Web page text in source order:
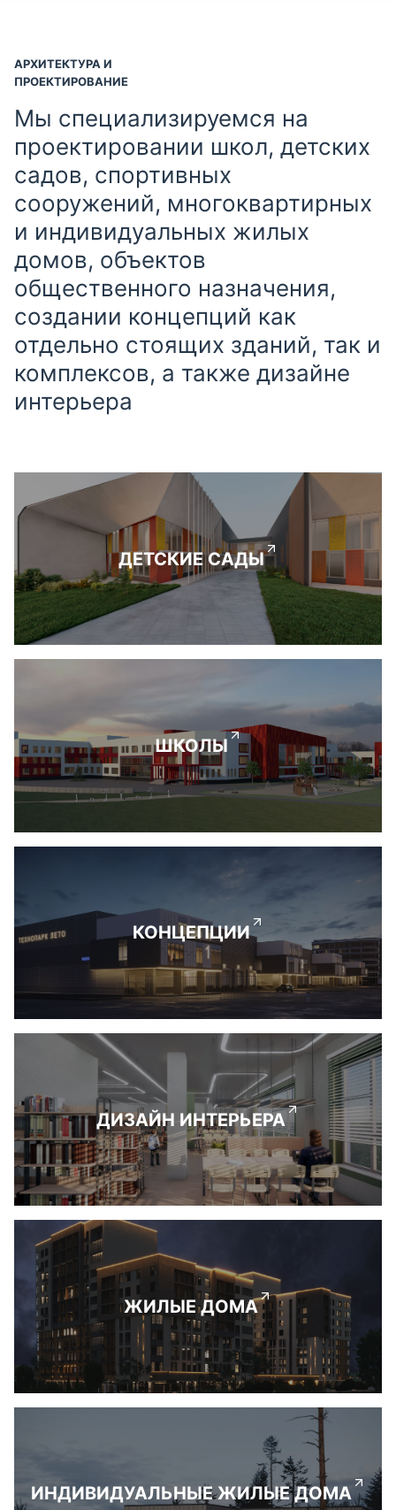
АРХИТЕКТУРА И
ПРОЕКТИРОВАНИЕ
Мы специализируемся на
проектировании школ, детских
садов, спортивных
сооружений, многоквартирных
и индивидуальных жилых
домов, объектов
общественного назначения,
создании концепций как
отдельно стоящих зданий, так и
комплексов, а также дизайне
интерьера
ДЕТСКИЕ САДЫ
ШКОЛЫ
КОНЦЕПЦИИ
ДИЗАЙН ИНТЕРЬЕРА
ЖИЛЫЕ ДОМА
ИНДИВИДУАЛЬНЫЕ ЖИЛЫЕ ДОМА